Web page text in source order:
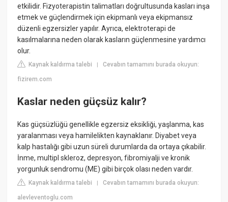
etkilidir. Fizyoterapistin talimatları doğrultusunda kasları inşa
etmek ve güçlendirmek için ekipmanlı veya ekipmansız
düzenli egzersizler yapılır. Ayrıca, elektroterapi de
kasılmalarına neden olarak kasların güçlenmesine yardımcı
olur.
Kaynak kaldırma talebi |Cevabın tamamını burada okuyun:
fizirem.com
Kaslar neden güçsüz kalır?
Kas güçsüzlüğü genellikle egzersiz eksikliği, yaşlanma, kas
yaralanması veya hamilelikten kaynaklanır. Diyabet veya
kalp hastalığı gibi uzun süreli durumlarda da ortaya çıkabilir.
İnme, multipl skleroz, depresyon, fibromiyalji ve kronik
yorgunluk sendromu (ME) gibi birçok olası neden vardır.
Kaynak kaldırma talebi |Cevabın tamamını burada okuyun:
alevleventoglu.com